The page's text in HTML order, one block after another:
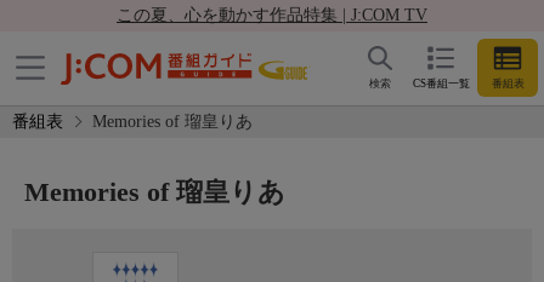
この夏、心を動かす作品特集 | J:COM TV
CS番組一覧 番組表
検索
番組表 Memories of 瑠皇りあ
Memories of 瑠皇りあ